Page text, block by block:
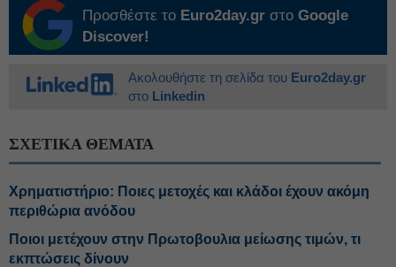
Προσθέστε το Euro2day.gr στο Google
Discover!
Ακολουθήστε τη σελίδα του Euro2day.gr
στο Linkedin
ΣΧΕΤΙΚΑ ΘΕΜΑΤΑ
Χρηματιστήριο: Ποιες μετοχές και κλάδοι έχουν ακόμη
περιθώρια ανόδου
Ποιοι μετέχουν στην Πρωτοβουλια μείωσης τιμών, τι
εκπτώσεις δίνουν